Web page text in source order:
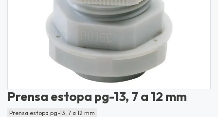
Prensa estopa pg-13, 7 a 12 mm
Prensa estopa pg-13, 7 a 12 mm